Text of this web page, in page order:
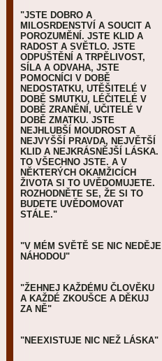
"JSTE DOBRO A
MILOSRDENSTVÍ A SOUCIT A
POROZUMĚNÍ. JSTE KLID A
RADOST A SVĚTLO. JSTE
ODPUŠTĚNÍ A TRPĚLIVOST,
SÍLA A ODVAHA, JSTE
POMOCNÍCI V DOBĚ
NEDOSTATKU, UTĚŠITELÉ V
DOBĚ SMUTKU, LÉČITELÉ V
DOBĚ ZRANĚNÍ, UČITELÉ V
DOBĚ ZMATKU. JSTE
NEJHLUBŠÍ MOUDROST A
NEJVYŠŠÍ PRAVDA, NEJVĚTŠÍ
KLID A NEJKRÁSNĚJŠÍ LÁSKA.
TO VŠECHNO JSTE. A V
NĚKTERÝCH OKAMŽICÍCH
ŽIVOTA SI TO UVĚDOMUJETE.
ROZHODNĚTE SE, ŽE SI TO
BUDETE UVĚDOMOVAT
STÁLE."
"V MÉM SVĚTĚ SE NIC NEDĚJE
NÁHODOU"
"ŽEHNEJ KAŽDÉMU ČLOVĚKU
A KAŽDÉ ZKOUŠCE A DĚKUJ
ZA NĚ"
"NEEXISTUJE NIC NEŽ LÁSKA"